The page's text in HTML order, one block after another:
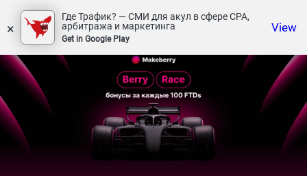
×
Где Трафик? — СМИ для акул в сфере СРА,
арбитража и маркетинга
Get in Google Play
View